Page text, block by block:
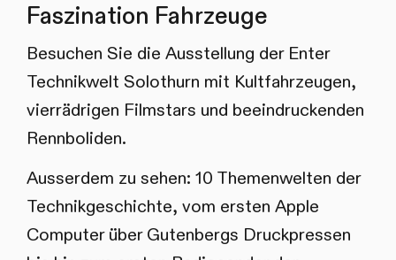
Faszination Fahrzeuge
Besuchen Sie die Ausstellung der Enter
Technikwelt Solothurn mit Kultfahrzeugen,
vierrädrigen Filmstars und beeindruckenden
Rennboliden.
Ausserdem zu sehen: 10 Themenwelten der
Technikgeschichte, vom ersten Apple
Computer über Gutenbergs Druckpressen